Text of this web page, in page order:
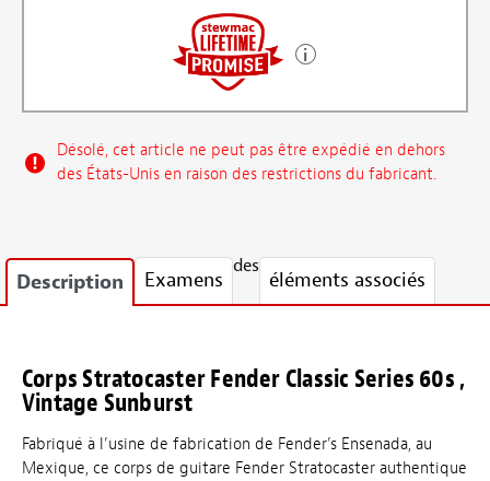
Désolé, cet article ne peut pas être expédié en dehors
des États-Unis en raison des restrictions du fabricant.
Description Examens
des
éléments associés
Corps Stratocaster Fender Classic Series 60s ,
Vintage Sunburst
Fabriqué à l’usine de fabrication de Fender’s Ensenada, au
Mexique, ce corps de guitare Fender Stratocaster authentique